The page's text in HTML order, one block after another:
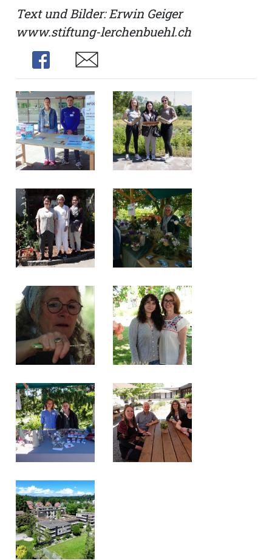
Text und Bilder: Erwin Geiger
www.stiftung-lerchenbuehl.ch
Share
Share